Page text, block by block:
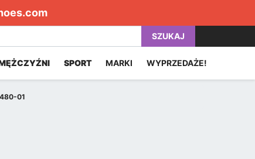
SZUKAJ
SPORT MARKI WYPRZEDAŻE!
01